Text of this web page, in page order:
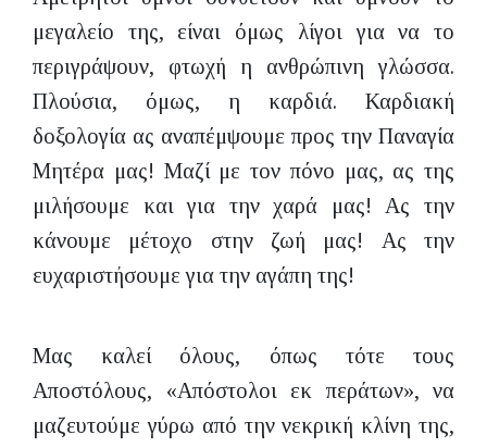
μεγαλείο της, είναι όμως λίγοι για να το
περιγράψουν, φτωχή η ανθρώπινη γλώσσα.
Πλούσια, όμως, η καρδιά. Καρδιακή
δοξολογία ας αναπέμψουμε προς την Παναγία
Μητέρα μας! Μαζί με τον πόνο μας, ας της
μιλήσουμε και για την χαρά μας! Ας την
κάνουμε μέτοχο στην ζωή μας! Ας την
ευχαριστήσουμε για την αγάπη της!
Μας καλεί όλους, όπως τότε τους
Αποστόλους, «Απόστολοι εκ περάτων», να
μαζευτούμε γύρω από την νεκρική κλίνη της,